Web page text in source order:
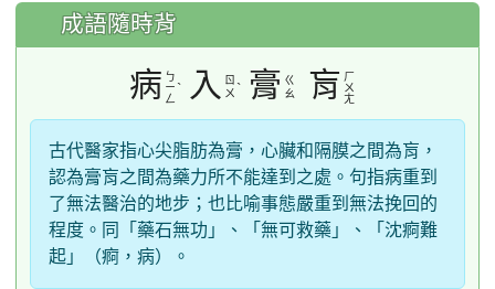
成語隨時背
病 ㄅ
ㄧ
ㄥ
ˋ 入
ㄖ
ㄨ ˋ 膏 ㄍ
ㄠ
肓 ㄏ
ㄨ
ㄤ
古代醫家指心尖脂肪為膏，心臟和隔膜之間為肓，
認為膏肓之間為藥力所不能達到之處。句指病重到
了無法醫治的地步；也比喻事態嚴重到無法挽回的
程度。同「藥石無功」、「無可救藥」、「沈痾難
起」（痾，病）。